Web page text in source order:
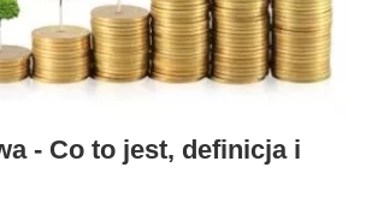
- Co to jest, definicja i